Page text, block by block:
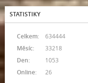
STATISTIKY
Online: 26
Celkem:
634444
Měsíc:
33218
Den:
1053